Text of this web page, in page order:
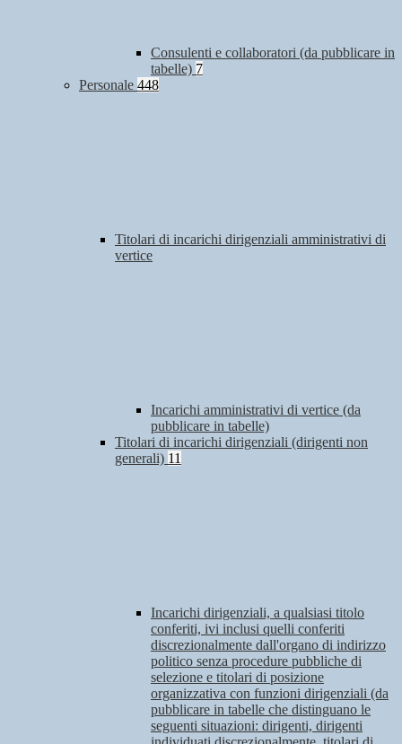
Consulenti e collaboratori (da pubblicare in
tabelle) 7
Personale 448
Titolari di incarichi dirigenziali amministrativi di
vertice
Incarichi amministrativi di vertice (da
pubblicare in tabelle)
Titolari di incarichi dirigenziali (dirigenti non
generali) 11
Incarichi dirigenziali, a qualsiasi titolo
conferiti, ivi inclusi quelli conferiti
discrezionalmente dall'organo di indirizzo
politico senza procedure pubbliche di
selezione e titolari di posizione
organizzativa con funzioni dirigenziali (da
pubblicare in tabelle che distinguano le
seguenti situazioni: dirigenti, dirigenti